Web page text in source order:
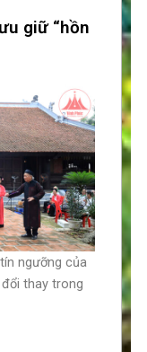
giữ “hồn
ngưỡng của
thay trong